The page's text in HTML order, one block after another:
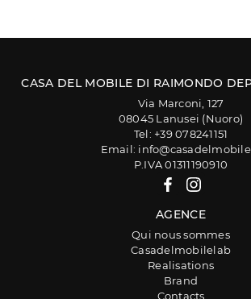
CASA DEL MOBILE DI RAIMONDO
Via Marconi, 127
08045 Lanusei (Nuoro)
Tel: +39 078241151
Email:
P.IVA 01311190910
AGENCE
Qui nous sommes
Casadelmobilelab
Realisations
Brand
Contacts